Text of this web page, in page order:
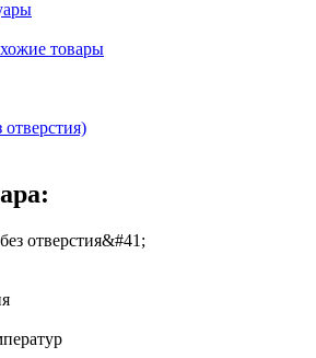
отверстия&#41;